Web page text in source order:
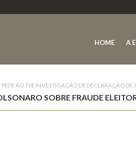
HOME A
PEDE AO TSE INVESTIGAÇÃO DE DECLARAÇÃO
SOBRE FRAUDE